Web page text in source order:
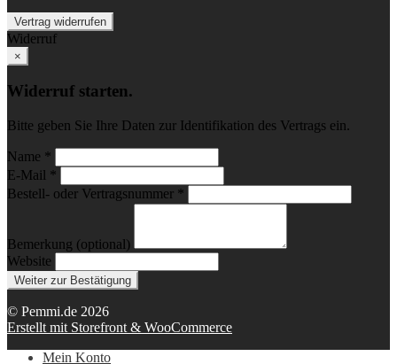
Vertrag widerrufen
Widerruf
×
Widerruf starten.
Bitte geben Sie Ihre Daten zur Identifikation des Vertrags ein.
Name *
E-Mail *
Bestell- oder Vertragsnummer *
Bemerkung (optional)
Website
Weiter zur Bestätigung
© Pemmi.de 2026
Erstellt mit Storefront & WooCommerce
Mein Konto